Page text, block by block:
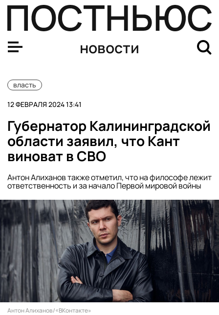
новости
власть
12 ФЕВРАЛЯ 2024 13:41
Губернатор Калининградской
области заявил, что Кант
виноват в СВО
Антон Алиханов также отметил, что на философе лежит
ответственность и за начало Первой мировой войны
Антон Алиханов/«ВКонтакте»
Алиев победил на выборах президента Азербайджана,